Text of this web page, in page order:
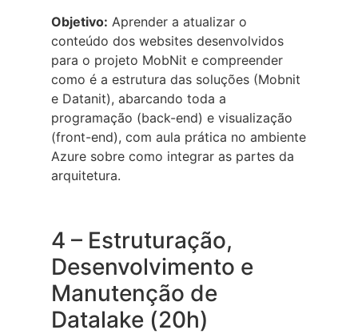
Objetivo: Aprender a atualizar o
conteúdo dos websites desenvolvidos
para o projeto MobNit e compreender
como é a estrutura das soluções (Mobnit
e Datanit), abarcando toda a
programação (back-end) e visualização
(front-end), com aula prática no ambiente
Azure sobre como integrar as partes da
arquitetura.
4 – Estruturação,
Desenvolvimento e
Manutenção de
Datalake (20h)